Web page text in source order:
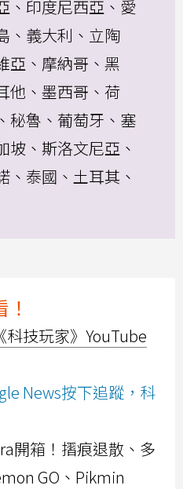
、印度尼西亞、愛
、義大利、立陶
亞、摩納哥、黑
他、墨西哥、荷
秘魯、葡萄牙、塞
坡、斯洛文尼亞、
、泰國、土耳其、
科技玩家》YouTube
News按下追蹤，科
開箱！摺痕退散、多
GO、Pikmin